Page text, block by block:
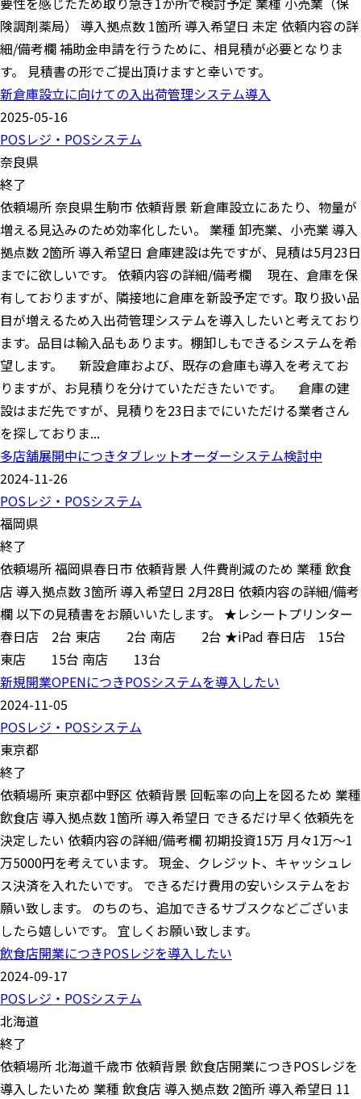
険調剤薬局） 導入拠点数 1箇所 導入希望日 未定 依頼内容の詳
細/備考欄 補助金申請を行うために、相見積が必要となりま
す。 見積書の形でご提出頂けますと幸いです。
新倉庫設立に向けての入出荷管理システム導入
2025-05-16
POSレジ・POSシステム
奈良県
終了
依頼場所 奈良県生駒市 依頼背景 新倉庫設立にあたり、物量が
増える見込みのため効率化したい。 業種 卸売業、小売業 導入
拠点数 2箇所 導入希望日 倉庫建設は先ですが、見積は5月23日
までに欲しいです。 依頼内容の詳細/備考欄 現在、倉庫を保
有しておりますが、隣接地に倉庫を新設予定です。取り扱い品
目が増えるため入出荷管理システムを導入したいと考えており
ます。品目は輸入品もあります。棚卸しもできるシステムを希
望します。 新設倉庫および、既存の倉庫も導入を考えてお
りますが、お見積りを分けていただきたいです。 倉庫の建
設はまだ先ですが、見積りを23日までにいただける業者さん
を探しておりま...
多店舗展開中につきタブレットオーダーシステム検討中
2024-11-26
POSレジ・POSシステム
福岡県
終了
依頼場所 福岡県春日市 依頼背景 人件費削減のため 業種 飲食
店 導入拠点数 3箇所 導入希望日 2月28日 依頼内容の詳細/備考
欄 以下の見積書をお願いいたします。 ★レシートプリンター
春日店 2台 東店 2台 南店 2台 ★iPad 春日店 15台
東店 15台 南店 13台
新規開業OPENにつきPOSシステムを導入したい
2024-11-05
POSレジ・POSシステム
東京都
終了
依頼場所 東京都中野区 依頼背景 回転率の向上を図るため 業種
飲食店 導入拠点数 1箇所 導入希望日 できるだけ早く依頼先を
決定したい 依頼内容の詳細/備考欄 初期投資15万 月々1万〜1
万5000円を考えています。 現金、クレジット、キャッシュレ
ス決済を入れたいです。 できるだけ費用の安いシステムをお
願い致します。 のちのち、追加できるサブスクなどございま
したら嬉しいです。 宜しくお願い致します。
飲食店開業につきPOSレジを導入したい
2024-09-17
POSレジ・POSシステム
北海道
終了
依頼場所 北海道千歳市 依頼背景 飲食店開業につきPOSレジを
導入したいため 業種 飲食店 導入拠点数 2箇所 導入希望日 11